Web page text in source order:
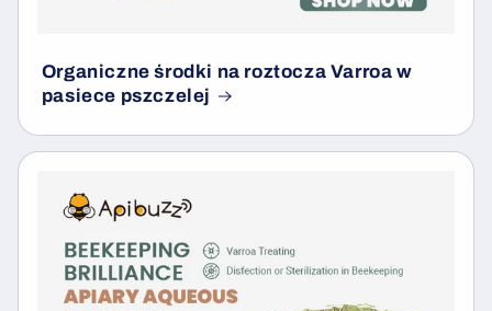
Organiczne środki na roztocza Varroa w
pasiece pszczelej